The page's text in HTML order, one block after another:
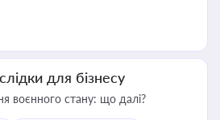
для бізнесу
воєнного стану: що далі?